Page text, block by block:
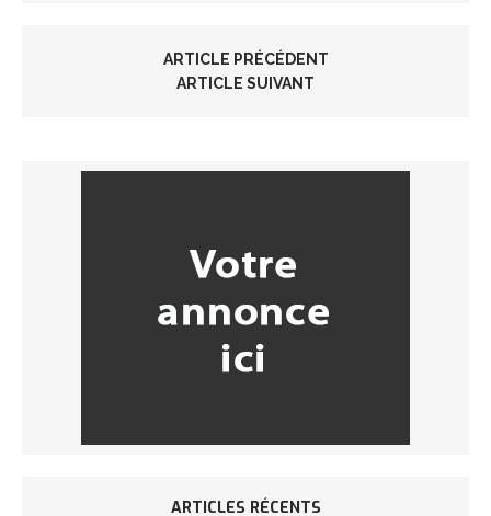
ARTICLE PRÉCÉDENT
ARTICLE SUIVANT
ARTICLES RÉCENTS